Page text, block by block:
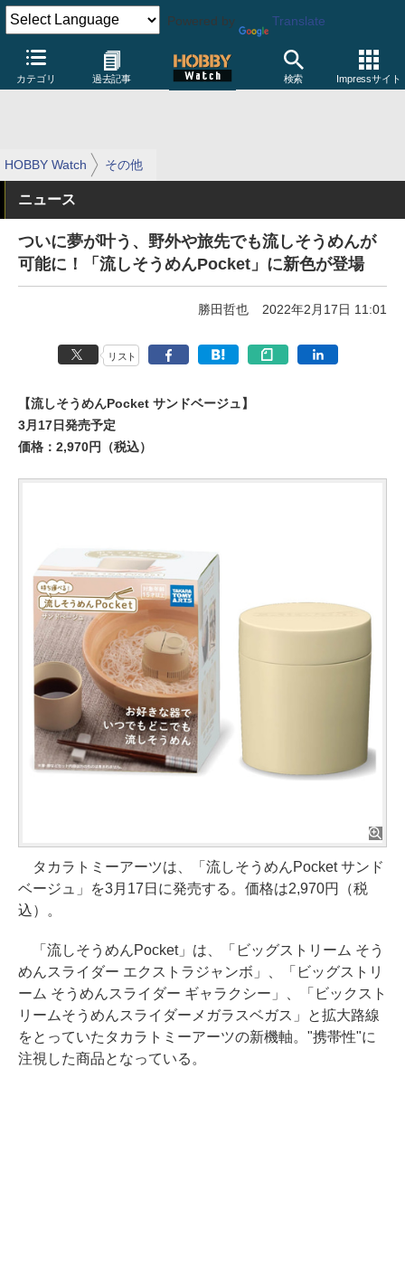
Powered by Translate
カテゴリ 過去記事 検索 Impressサイト
HOBBY Watch その他
ニュース
ついに夢が叶う、野外や旅先でも流しそうめんが
可能に！「流しそうめんPocket」に新色が登場
勝田哲也 2022年2月17日 11:01
リスト
【流しそうめんPocket サンドベージュ】
3月17日発売予定
価格：2,970円（税込）
タカラトミーアーツは、「流しそうめんPocket サンド
ベージュ」を3月17日に発売する。価格は2,970円（税
込）。
「流しそうめんPocket」は、「ビッグストリーム そう
めんスライダー エクストラジャンボ」、「ビッグストリ
ーム そうめんスライダー ギャラクシー」、「ビックスト
リームそうめんスライダーメガラスベガス」と拡大路線
をとっていたタカラトミーアーツの新機軸。"携帯性"に
注視した商品となっている。